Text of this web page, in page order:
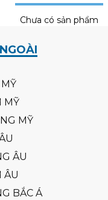
Chưa có sản phẩm
MỸ
MỸ
ÂU
ÂU
BẮC Á